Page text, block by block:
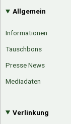
Allgemein
Informationen
Tauschbons
Presse News
Mediadaten
Verlinkung